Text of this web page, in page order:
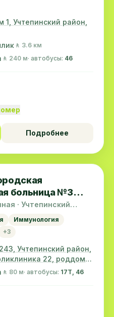
Учтепинский район,
🚶 3.6 км
🚶 240 м· автобусы: 46
Подробнее
больница №3
матери и
· Учтепинский
Иммунология
+3
Учтепинский район,
22, роддом
🚶 80 м· автобусы: 17T, 46